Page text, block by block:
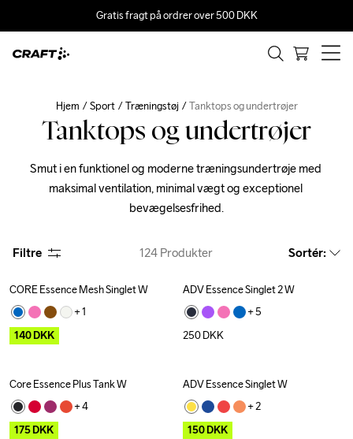
Gratis fragt på ordrer over 500 DKK
Hjem Sport Træningstøj Tanktops og undertrøjer
Tanktops og undertrøjer
Smut i en funktionel og moderne træningsundertrøje med
maksimal ventilation, minimal vægt og exceptionel
bevægelsesfrihed.
Filtre 124 Produkter Sortér:
Outlet
CORE Essence Mesh Singlet W
+ 1
140DKK
ADV Essence Singlet 2 W
+ 5
250DKK
Outlet
Core Essence Plus Tank W
+ 4
175DKK
Outlet
ADV Essence Singlet W
+ 2
150DKK